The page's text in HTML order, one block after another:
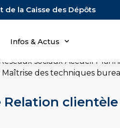
de la Caisse des Dépôts
Infos & Actus
équipe Communication
sociaux Accueil
des techniques
Relation